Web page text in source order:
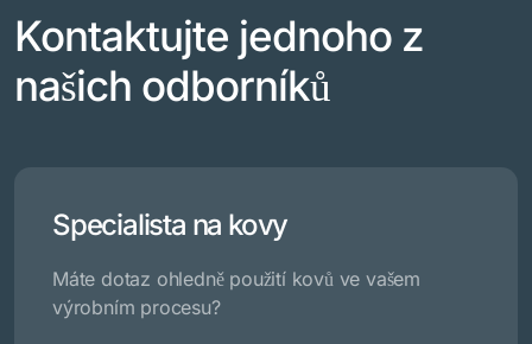
Kontaktujte jednoho z
našich odborníků
Specialista na kovy
Máte dotaz ohledně použití kovů ve vašem
výrobním procesu?